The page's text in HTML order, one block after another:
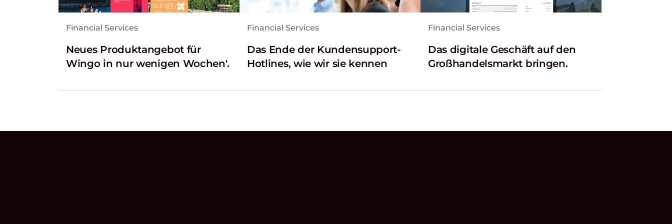
Financial Services
Neues Produktangebot für
Wingo in nur wenigen Wochen'.
Financial Services
Das Ende der Kundensupport-
Hotlines, wie wir sie kennen
Financial Services
Das digitale Geschäft auf den
Großhandelsmarkt bringen.